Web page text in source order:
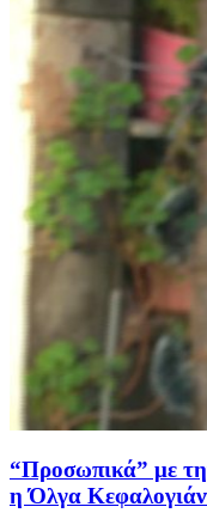
“Προσωπικά” με
η Όλγα